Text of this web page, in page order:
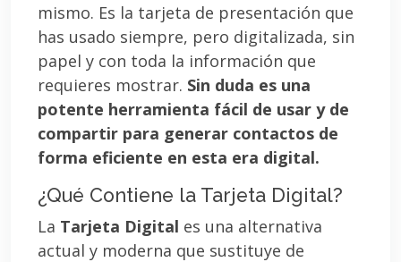
mismo. Es la tarjeta de presentación que
has usado siempre, pero digitalizada, sin
papel y con toda la información que
requieres mostrar. Sin duda es una
potente herramienta fácil de usar y de
compartir para generar contactos de
forma eficiente en esta era digital.
¿Qué Contiene la Tarjeta Digital?
La Tarjeta Digital es una alternativa
actual y moderna que sustituye de